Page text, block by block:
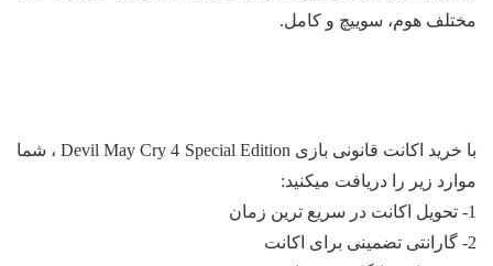
هوم، سوییچ و کامل.
با خرید اکانت قانونی بازی Devil May Cry 4 Special Edition ، شما
زیر را دریافت میکنید: